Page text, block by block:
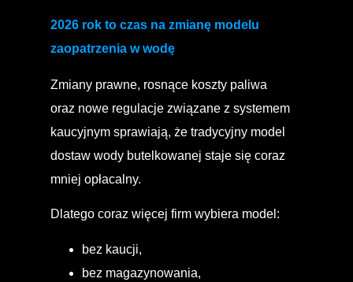
2026 rok to czas na zmianę modelu
zaopatrzenia w wodę
Zmiany prawne, rosnące koszty paliwa
oraz nowe regulacje związane z systemem
kaucyjnym sprawiają, że tradycyjny model
dostaw wody butelkowanej staje się coraz
mniej opłacalny.
Dlatego coraz więcej firm wybiera model:
bez kaucji,
bez magazynowania,